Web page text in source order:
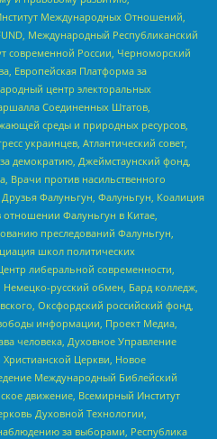
Международных Отношений,
FUND, Международный Республиканский
современной России, Черноморский
Европейская Платформа за
центр электоральных
Соединенных Штатов,
среды и природных ресурсов,
украинцев, Атлантический совет,
демократию, Джеймстаунский фонд,
Врачи против насильственного
Фалуньгун, Фалуньгун, Коалиция
Фалуньгун в Китае,
преследований Фалуньгун,
школ политических
либеральной современности,
русский обмен, Бард колледж,
Оксфордский российский фонд,
информации, Проект Медиа,
человека, Духовное Управление
Христианской Церкви, Новое
Международный Библейский
движение, Всемирный Институт
Духовной Технологии,
за выборами, Республика